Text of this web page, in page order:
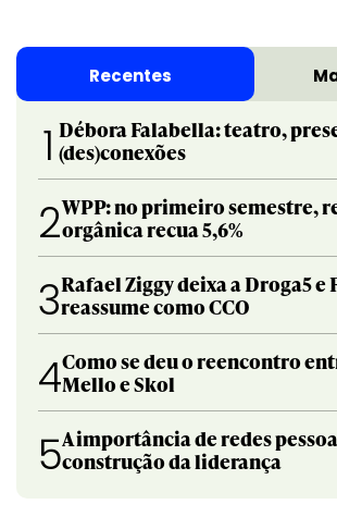
Recentes
1 Débora Falabella: teatro,
(des)conexões
2WPP: no primeiro semestre,
orgânica recua 5,6%
3Rafael Ziggy deixa a Droga5 e
reassume como CCO
4Como se deu o reencontro
Mello e Skol
5A importância de redes
construção da liderança